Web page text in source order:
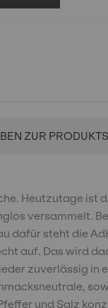
Heutzutage ist
versammelt.
dafür steht die
auf. Das wird
zuverlässig in
und Salz
ZUR